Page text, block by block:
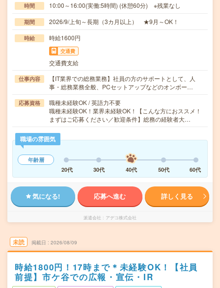
時間 10:00～16:00(実働:5時間) (休憩60分) ※残業なし
期間 2026/9/上旬～長期（3カ月以上） ★9月～OK！
時給 時給1600円
交通費
交通費支給
仕事内容
【IT業界での総務業務】社員の方のサポートとして、人
事・総務業務全般、PCセットアップなどのオンボー…
応募資格
職種未経験OK / 英語力不要
職種未経験OK！業界未経験OK！【こんな方におススメ！
まずはご応募ください／歓迎条件】総務の経験者大…
職場の雰囲気
年齢層
20代
30代 40代 50代 60代
気になる! 応募へ進む 詳しく見る
派遣会社 アデコ株式会社
未読 掲載日 2026/08/09
時給1800円！17時まで＊未経験OK！【社員
前提】市ケ谷での広報・宣伝・IR